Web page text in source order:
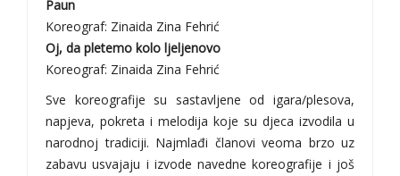
Paun
Koreograf: Zinaida Zina Fehrić
Oj, da pletemo kolo ljeljenovo
Koreograf: Zinaida Zina Fehrić
Sve koreografije su sastavljene od igara/plesova,
napjeva, pokreta i melodija koje su djeca izvodila u
narodnoj tradiciji. Najmlađi članovi veoma brzo uz
zabavu usvajaju i izvode navedne koreografije i još